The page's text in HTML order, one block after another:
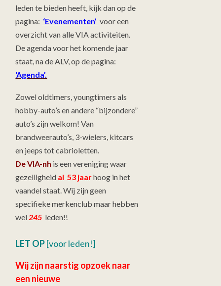
leden te bieden heeft, kijk dan op de
pagina: ‘Evenementen’ voor een
overzicht van alle VIA activiteiten.
De agenda voor het komende jaar
staat, na de ALV, op de pagina:
‘Agenda’.
Zowel oldtimers, youngtimers als
hobby-auto’s en andere “bijzondere”
auto’s zijn welkom! Van
brandweerauto’s, 3-wielers, kitcars
en jeeps tot cabrioletten.
De VIA-nh is een vereniging waar
gezelligheid al 53 jaarhoog in het
vaandel staat. Wij zijn geen
specifieke merkenclub maar hebben
wel245 leden!!
LET OP[voor leden!]
Wij zijn naarstig opzoek naar
een nieuwe